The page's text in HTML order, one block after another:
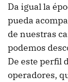
Da igual la
pueda
de nuestras
podemos
De este perfil
operadores,